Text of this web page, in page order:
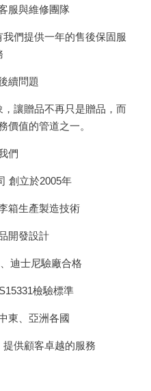
服與維修團隊
們提供一年的售後保固服
續問題
讓贈品不再只是贈品，而
價值的管道之一。
們
創立於2005年
箱生產製造技術
開發設計
迪士尼驗廠合格
檢驗標準
東、亞洲各國
供顧客卓越的服務